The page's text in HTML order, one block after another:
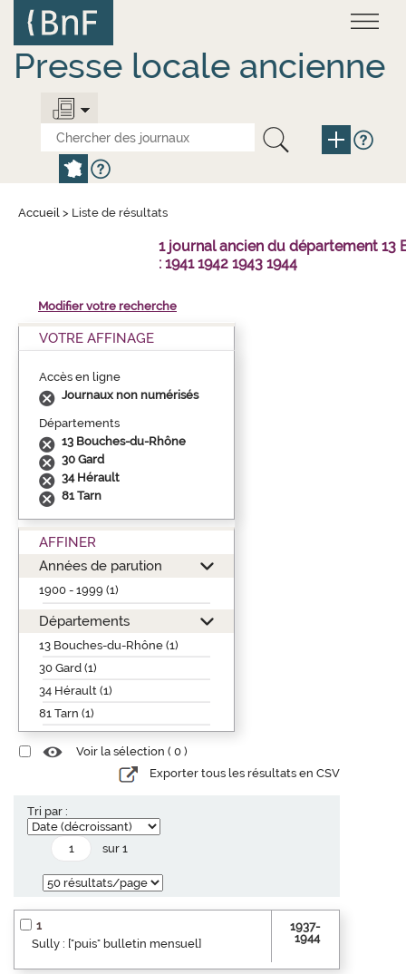
contenu
principal
Presse locale ancienne
Accueil > Liste de résultats
1 journal ancien du département
: 1941 1942 1943 1944
Modifier votre recherche
VOTRE AFFINAGE
Accès en ligne
Journaux non numérisés
Départements
13 Bouches-du-Rhône
30 Gard
34 Hérault
81 Tarn
AFFINER
Années de parution
1900 - 1999 (1)
Départements
13 Bouches-du-Rhône (1)
30 Gard (1)
34 Hérault (1)
81 Tarn (1)
Voir la sélection ( 0 )
Exporter tous les résultats en CSV
Tri par :
sur 1
1
Sully : ["puis" bulletin mensuel]
1937-
1944
Panneau de gestion des cookies